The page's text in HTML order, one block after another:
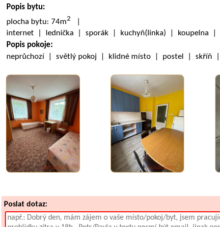
Popis bytu:
plocha bytu: 74m2
internet | lednička | sporák | kuchyň(linka) | koupelna |
Popis pokoje:
neprůchozí | světlý pokoj | klidné místo | postel |
Poslat dotaz: